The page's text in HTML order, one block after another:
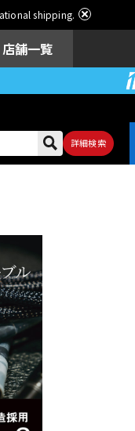
shipping.
店舗一覧
詳細検索